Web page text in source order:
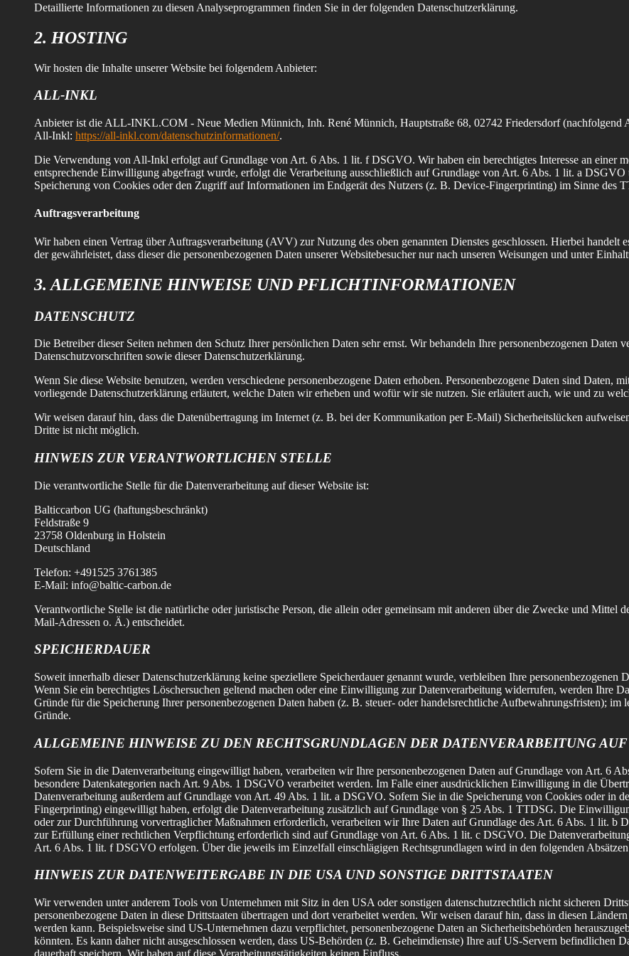
Detaillierte Informationen zu diesen Analyseprogrammen finden Sie in der folgenden Datenschutzerklärung.
2. HOSTING
Wir hosten die Inhalte unserer Website bei folgendem Anbieter:
ALL-INKL
Anbieter ist die ALL-INKL.COM - Neue Medien Münnich, Inh. René Münnich, Hauptstraße 68, 02742 Friedersdorf (nachfolgend
All-Inkl: https://all-inkl.com/datenschutzinformationen/.
Die Verwendung von All-Inkl erfolgt auf Grundlage von Art. 6 Abs. 1 lit. f DSGVO. Wir haben ein berechtigtes Interesse an einer
entsprechende Einwilligung abgefragt wurde, erfolgt die Verarbeitung ausschließlich auf Grundlage von Art. 6 Abs. 1 lit. a
Speicherung von Cookies oder den Zugriff auf Informationen im Endgerät des Nutzers (z. B. Device-Fingerprinting) im Sinne des
Auftragsverarbeitung
Wir haben einen Vertrag über Auftragsverarbeitung (AVV) zur Nutzung des oben genannten Dienstes geschlossen. Hierbei handelt
der gewährleistet, dass dieser die personenbezogenen Daten unserer Websitebesucher nur nach unseren Weisungen und unter
3. ALLGEMEINE HINWEISE UND PFLICHT­INFORMATIONEN
DATENSCHUTZ
Die Betreiber dieser Seiten nehmen den Schutz Ihrer persönlichen Daten sehr ernst. Wir behandeln Ihre personenbezogenen Daten
Datenschutzvorschriften sowie dieser Datenschutzerklärung.
Wenn Sie diese Website benutzen, werden verschiedene personenbezogene Daten erhoben. Personenbezogene Daten sind Daten,
vorliegende Datenschutzerklärung erläutert, welche Daten wir erheben und wofür wir sie nutzen. Sie erläutert auch, wie und zu
Wir weisen darauf hin, dass die Datenübertragung im Internet (z. B. bei der Kommunikation per E-Mail) Sicherheitslücken
Dritte ist nicht möglich.
HINWEIS ZUR VERANTWORTLICHEN STELLE
Die verantwortliche Stelle für die Datenverarbeitung auf dieser Website ist:
Balticcarbon UG (haftungsbeschränkt)
Feldstraße 9
23758 Oldenburg in Holstein
Deutschland
Telefon: +491525 3761385
E-Mail: info@baltic-carbon.de
Verantwortliche Stelle ist die natürliche oder juristische Person, die allein oder gemeinsam mit anderen über die Zwecke und Mittel
Mail-Adressen o. Ä.) entscheidet.
SPEICHERDAUER
Soweit innerhalb dieser Datenschutzerklärung keine speziellere Speicherdauer genannt wurde, verbleiben Ihre
Wenn Sie ein berechtigtes Löschersuchen geltend machen oder eine Einwilligung zur Datenverarbeitung widerrufen, werden Ihre
Gründe für die Speicherung Ihrer personenbezogenen Daten haben (z. B. steuer- oder handelsrechtliche Aufbewahrungsfristen);
Gründe.
ALLGEMEINE HINWEISE ZU DEN RECHTSGRUNDLAGEN DER DATENVERARBEITUNG
Sofern Sie in die Datenverarbeitung eingewilligt haben, verarbeiten wir Ihre personenbezogenen Daten auf Grundlage von Art. 6
besondere Datenkategorien nach Art. 9 Abs. 1 DSGVO verarbeitet werden. Im Falle einer ausdrücklichen Einwilligung in die
Datenverarbeitung außerdem auf Grundlage von Art. 49 Abs. 1 lit. a DSGVO. Sofern Sie in die Speicherung von Cookies oder in
Fingerprinting) eingewilligt haben, erfolgt die Datenverarbeitung zusätzlich auf Grundlage von § 25 Abs. 1 TTDSG. Die
oder zur Durchführung vorvertraglicher Maßnahmen erforderlich, verarbeiten wir Ihre Daten auf Grundlage des Art. 6 Abs. 1 lit. b
zur Erfüllung einer rechtlichen Verpflichtung erforderlich sind auf Grundlage von Art. 6 Abs. 1 lit. c DSGVO. Die
Art. 6 Abs. 1 lit. f DSGVO erfolgen. Über die jeweils im Einzelfall einschlägigen Rechtsgrundlagen wird in den folgenden
HINWEIS ZUR DATENWEITERGABE IN DIE USA UND SONSTIGE DRITTSTAATEN
Wir verwenden unter anderem Tools von Unternehmen mit Sitz in den USA oder sonstigen datenschutzrechtlich nicht sicheren
personenbezogene Daten in diese Drittstaaten übertragen und dort verarbeitet werden. Wir weisen darauf hin, dass in diesen
werden kann. Beispielsweise sind US-Unternehmen dazu verpflichtet, personenbezogene Daten an Sicherheitsbehörden
könnten. Es kann daher nicht ausgeschlossen werden, dass US-Behörden (z. B. Geheimdienste) Ihre auf US-Servern befindlichen
dauerhaft speichern. Wir haben auf diese Verarbeitungstätigkeiten keinen Einfluss.